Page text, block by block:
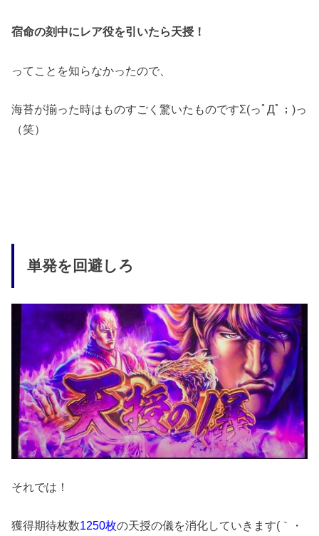
宿命の刻中にレア役を引いたら天授！
ってことを知らなかったので、
海苔が揃った時はものすごく驚いたものですΣ(っﾟДﾟ；)っ
（笑）
単発を回避しろ
それでは！
獲得期待枚数1250枚の天授の儀を消化していきます(｀・